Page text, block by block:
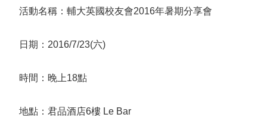
活動名稱：輔大英國校友會2016年暑期分享會
日期：2016/7/23(六)
時間：晚上18點
地點：君品酒店6樓 Le Bar